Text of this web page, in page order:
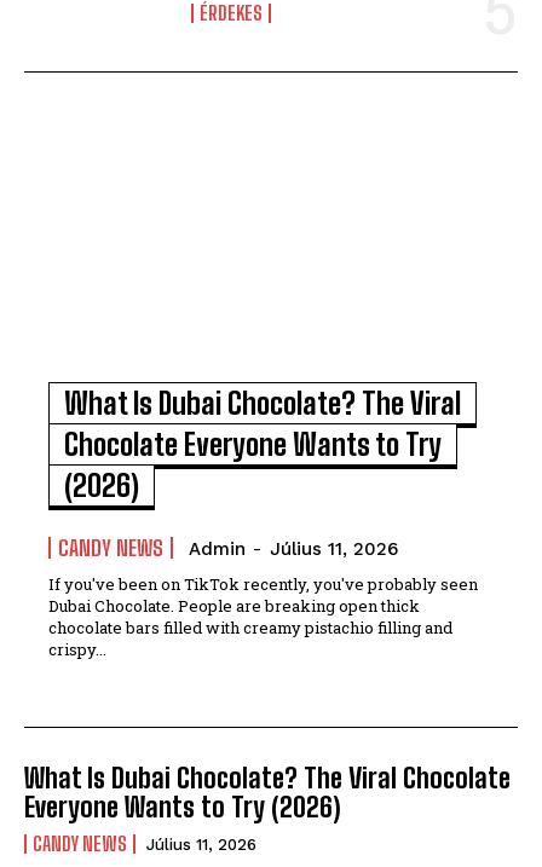
ÉRDEKES
What Is Dubai Chocolate? The Viral
Chocolate Everyone Wants to Try
(2026)
CANDY NEWS Admin - Július 11, 2026
If you've been on TikTok recently, you've probably seen
Dubai Chocolate. People are breaking open thick
chocolate bars filled with creamy pistachio filling and
crispy...
What Is Dubai Chocolate? The Viral Chocolate
Everyone Wants to Try (2026)
CANDY NEWS Július 11, 2026